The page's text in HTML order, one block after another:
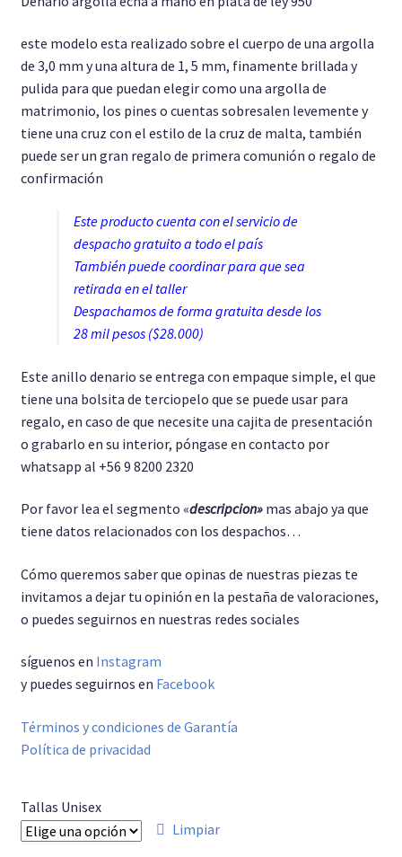
Anillo Unisex
este modelo esta realizado sobre el cuerpo de una argolla
de 3,0 mm y una altura de 1, 5 mm, finamente brillada y
pulida para que puedan elegir como una argolla de
matrimonio, los pines o cuentas sobresalen levemente y
tiene una cruz con el estilo de la cruz de malta, también
puede ser un gran regalo de primera comunión o regalo de
confirmación
Este producto cuenta con el servicio de
despacho gratuito a todo el país
También puede coordinar para que sea
retirada en el taller
Despachamos de forma gratuita desde los
28 mil pesos ($28.000)
Este anillo denario se entrega con empaque simple, el que
tiene una bolsita de terciopelo que se puede usar para
regalo, en caso de que necesite una cajita de presentación
o grabarlo en su interior, póngase en contacto por
whatsapp al +56 9 8200 2320
Por favor lea el segmento «descripcion»mas abajo ya que
tiene datos relacionados con los despachos…
Cómo queremos saber que opinas de nuestras piezas te
invitamos a dejar tu opinión en la pestaña de valoraciones,
o puedes seguirnos en nuestras redes sociales
síguenos en Instagram
y puedes seguirnos en Facebook
Términos y condiciones de Garantía
Política de privacidad
Tallas Unisex
Limpiar